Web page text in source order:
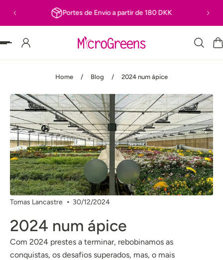
PARA O TEXTO Portes de Envio a partir de 180 DKK
Home / Blog / 2024 num ápice
Tomas Lancastre 30/12/2024
2024 num ápice
Com 2024 prestes a terminar, rebobinamos as
conquistas, os desafios superados, mas, o mais